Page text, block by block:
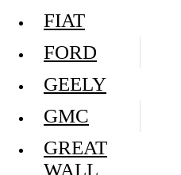
FIAT
FORD
GEELY
GMC
GREAT
WALL